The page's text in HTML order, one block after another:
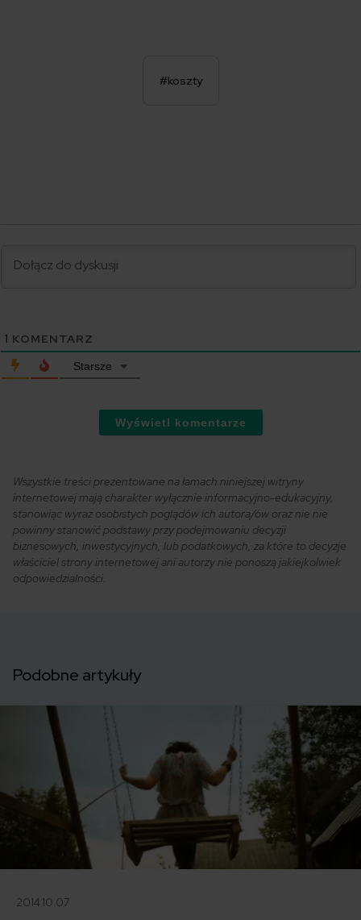
#koszty
1 KOMENTARZ
Starsze
Wyświetl komentarze
Wszystkie treści prezentowane na łamach niniejszej witryny
internetowej mają charakter wyłącznie informacyjno-edukacyjny,
stanowiąc wyraz osobistych poglądów ich autora/ów oraz nie nie
powinny stanowić podstawy przy podejmowaniu decyzji
biznesowych, inwestycyjnych, lub podatkowych, za które to decyzje
właściciel strony internetowej ani autorzy nie ponoszą jakiejkolwiek
odpowiedzialności.
Podobne artykuły
2014.10.07